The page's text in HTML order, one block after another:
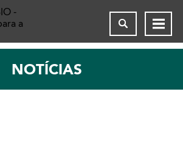
NOTÍCIAS